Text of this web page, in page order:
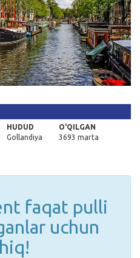
HUDUD
Gollandiya
O'QILGAN
3693 marta
faqat pulli
uchun